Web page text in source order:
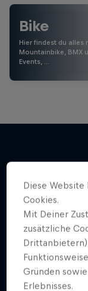
Bike
Hier findest du alles
Mountainbike, BMX
Events, …
Diese
Cookies.
Mit Deiner
zusätzliche
Drittanbietern)
Gründen
Erlebnisses.